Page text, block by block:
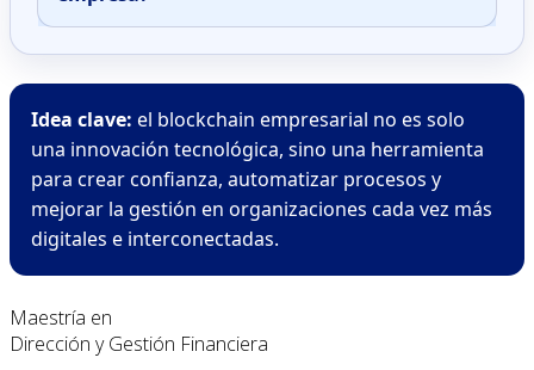
Idea clave: el blockchain empresarial no es solo
una innovación tecnológica, sino una herramienta
para crear confianza, automatizar procesos y
mejorar la gestión en organizaciones cada vez más
digitales e interconectadas.
Maestría en
Dirección y Gestión Financiera